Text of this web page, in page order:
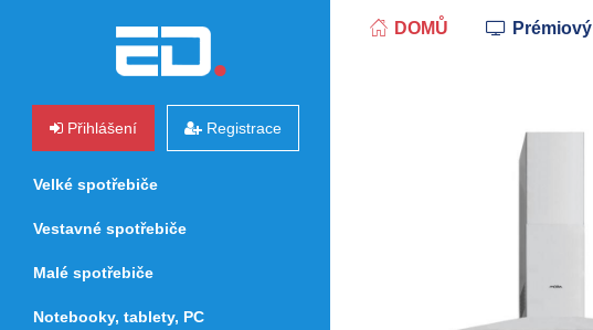
Přihlášení Registrace
Velké spotřebiče
Vestavné spotřebiče
Malé spotřebiče
Notebooky, tablety, PC
DOMŮ